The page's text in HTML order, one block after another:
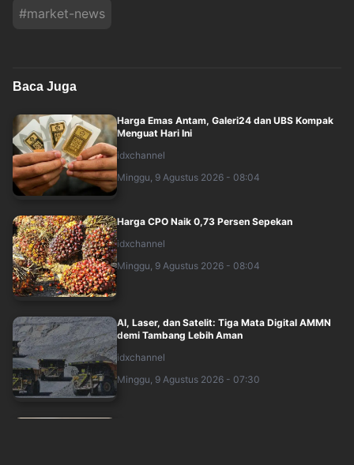
#market-news
Baca Juga
Harga Emas Antam, Galeri24 dan UBS Kompak
Menguat Hari Ini
idxchannel
Minggu, 9 Agustus 2026 - 08:04
Harga CPO Naik 0,73 Persen Sepekan
idxchannel
Minggu, 9 Agustus 2026 - 08:04
AI, Laser, dan Satelit: Tiga Mata Digital AMMN
demi Tambang Lebih Aman
idxchannel
Minggu, 9 Agustus 2026 - 07:30